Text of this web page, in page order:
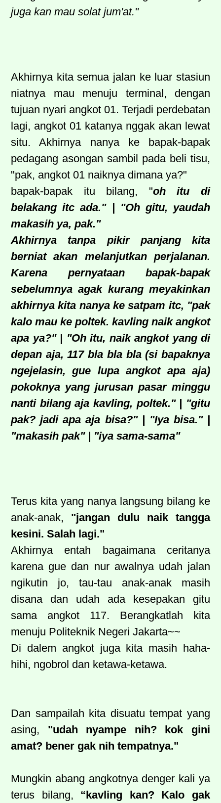
juga kan mau solat jum'at."
Akhirnya kita semua jalan ke luar stasiun
niatnya mau menuju terminal, dengan
tujuan nyari angkot 01. Terjadi perdebatan
lagi, angkot 01 katanya nggak akan lewat
situ. Akhirnya nanya ke bapak-bapak
pedagang asongan sambil pada beli tisu,
"pak, angkot 01 naiknya dimana ya?"
bapak-bapak itu bilang, "oh itu di
belakang itc ada." | "Oh gitu, yaudah
makasih ya, pak."
Akhirnya tanpa pikir panjang kita
berniat akan melanjutkan perjalanan.
Karena pernyataan bapak-bapak
sebelumnya agak kurang meyakinkan
akhirnya kita nanya ke satpam itc, "pak
kalo mau ke poltek. kavling naik angkot
apa ya?" | "Oh itu, naik angkot yang di
depan aja, 117 bla bla bla (si bapaknya
ngejelasin, gue lupa angkot apa aja)
pokoknya yang jurusan pasar minggu
nanti bilang aja kavling, poltek." | "gitu
pak? jadi apa aja bisa?" | "Iya bisa." |
"makasih pak" | "iya sama-sama"
Terus kita yang nanya langsung bilang ke
anak-anak, "jangan dulu naik tangga
kesini. Salah lagi."
Akhirnya entah bagaimana ceritanya
karena gue dan nur awalnya udah jalan
ngikutin jo, tau-tau anak-anak masih
disana dan udah ada kesepakan gitu
sama angkot 117. Berangkatlah kita
menuju Politeknik Negeri Jakarta~~
Di dalem angkot juga kita masih haha-
hihi, ngobrol dan ketawa-ketawa.
Dan sampailah kita disuatu tempat yang
asing, "udah nyampe nih? kok gini
amat? bener gak nih tempatnya."
Mungkin abang angkotnya denger kali ya
terus bilang, “kavling kan? Kalo gak